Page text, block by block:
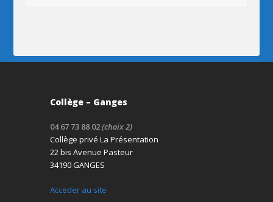
Collège – Ganges
04 67 73 88 02(choix 2)
Collège privé La Présentation
22 bis Avenue Pasteur
34190 GANGES
Acceder au site